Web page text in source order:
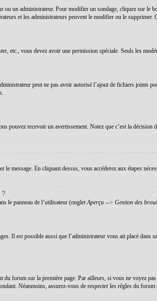
ou un administrateur. Pour modifier un sondage, cliquez sur le
et les administrateurs peuvent le modifier ou le supprimer.
etc., vous devez avoir une permission spéciale. Seuls les
peut ne pas avoir autorisé l’ajout de fichiers joints
pouvez recevoir un avertissement. Notez que c’est la
message. En cliquant dessus, vous accéderez aux étapes
?
le panneau de l’utilisateur (ongletAperçu --> Gestion des
Il est possible aussi que l’administrateur vous ait placé
du forum sur la première page. Par ailleurs, si vous ne voyez
Néanmoins, assurez-vous de respecter les règles du forum